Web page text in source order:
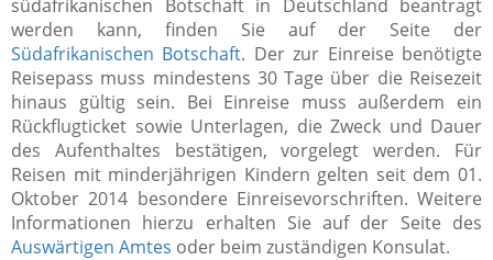
südafrikanischen Botschaft in Deutschland beantragt
werden kann, finden Sie auf der Seite der
Südafrikanischen Botschaft. Der zur Einreise benötigte
Reisepass muss mindestens 30 Tage über die Reisezeit
hinaus gültig sein. Bei Einreise muss außerdem ein
Rückflugticket sowie Unterlagen, die Zweck und Dauer
des Aufenthaltes bestätigen, vorgelegt werden. Für
Reisen mit minderjährigen Kindern gelten seit dem 01.
Oktober 2014 besondere Einreisevorschriften. Weitere
Informationen hierzu erhalten Sie auf der Seite des
Auswärtigen Amtes oder beim zuständigen Konsulat.